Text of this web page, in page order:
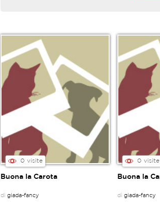
0 visite
Buona la Carota
di giada-fancy
0 visite
Buona la
di giada-fancy